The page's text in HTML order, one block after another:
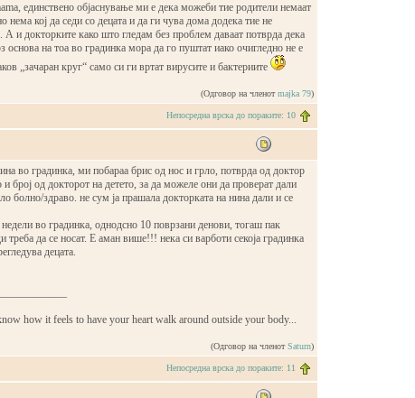
единствено објаснување ми е дека можеби тие родители немаат
нема кој да седи со децата и да ги чува дома додека тие не
А и докторките како што гледам без проблем даваат потврда дека
основа на тоа во градинка мора да го пуштат иако очигледно не е
„зачаран круг“ само си ги вртат вирусите и бактериите
(Одговор на членотmajka 79)
Непосредна врска до пораките: 10
во градинка, ми побараа брис од нос и грло, потврда од доктор
и број од докторот на детето, за да можеле они да проверат дали
болно/здраво. не сум ја прашала докторката на нина дали и се
во градинка, однодсно 10 поврзани денови, тогаш пак
треба да се носат. Е аман више!!! нека си варботи секоја градинка
децата.
how it feels to have your heart walk around outside your body...
(Одговор на членотSaturn)
Непосредна врска до пораките: 11